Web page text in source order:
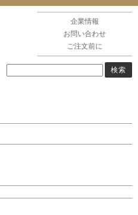
企業情報
お問い合わせ
ご注文前に